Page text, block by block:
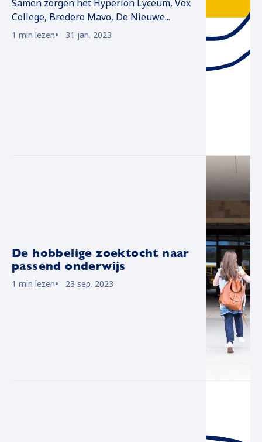
Samen zorgen het Hyperion Lyceum, Vox
College, Bredero Mavo, De Nieuwe...
1 min lezen 31 jan. 2023
De hobbelige zoektocht naar
passend onderwijs
1 min lezen 23 sep. 2023